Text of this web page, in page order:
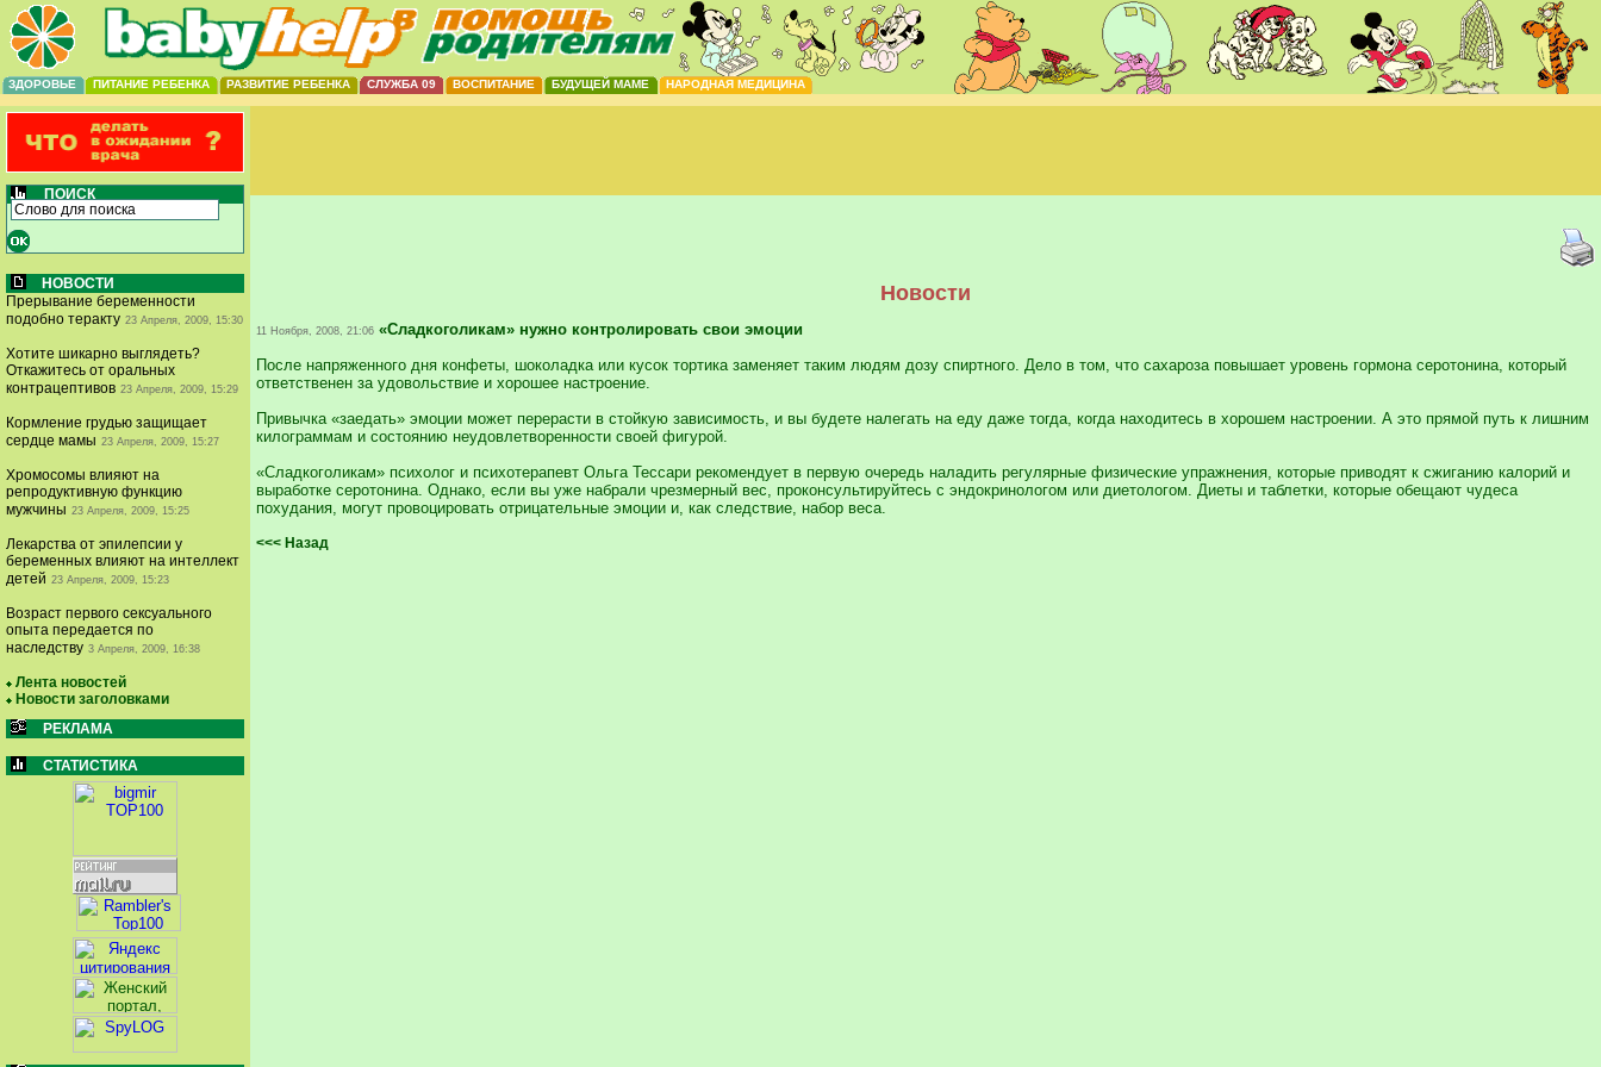
ЗДОРОВЬЕ ПИТАНИЕ РЕБЕНКА РАЗВИТИЕ РЕБЕНКА СЛУЖБА 09 ВОСПИТАНИЕ БУДУЩЕЙ МАМЕ НАРОДНАЯ МЕДИЦИНА
ПОИСК
НОВОСТИ
Прерывание беременности
подобно теракту 23 Апреля, 2009, 15:30
Хотите шикарно выглядеть?
Откажитесь от оральных
контрацептивов 23 Апреля, 2009, 15:29
Кормление грудью защищает
сердце мамы 23 Апреля, 2009, 15:27
Хромосомы влияют на
репродуктивную функцию
мужчины 23 Апреля, 2009, 15:25
Лекарства от эпилепсии у
беременных влияют на интеллект
детей 23 Апреля, 2009, 15:23
Возраст первого сексуального
опыта передается по
наследству 3 Апреля, 2009, 16:38
Лента новостей
Новости заголовками
РЕКЛАМА
СТАТИСТИКА
Новости
11 Ноября, 2008, 21:06 «Сладкоголикам» нужно контролировать свои эмоции
После напряженного дня конфеты, шоколадка или кусок тортика заменяет таким людям дозу спиртного. Дело в том, что сахароза повышает уровень гормона серотонина, который
ответственен за удовольствие и хорошее настроение.
Привычка «заедать» эмоции может перерасти в стойкую зависимость, и вы будете налегать на еду даже тогда, когда находитесь в хорошем настроении. А это прямой путь к лишним
килограммам и состоянию неудовлетворенности своей фигурой.
«Сладкоголикам» психолог и психотерапевт Ольга Тессари рекомендует в первую очередь наладить регулярные физические упражнения, которые приводят к сжиганию калорий и
выработке серотонина. Однако, если вы уже набрали чрезмерный вес, проконсультируйтесь с эндокринологом или диетологом. Диеты и таблетки, которые обещают чудеса
похудания, могут провоцировать отрицательные эмоции и, как следствие, набор веса.
<<< Назад